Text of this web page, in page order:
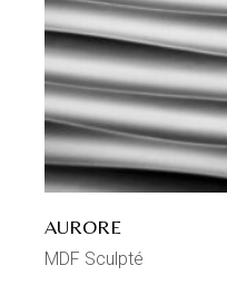
AURORE
MDF Sculpté